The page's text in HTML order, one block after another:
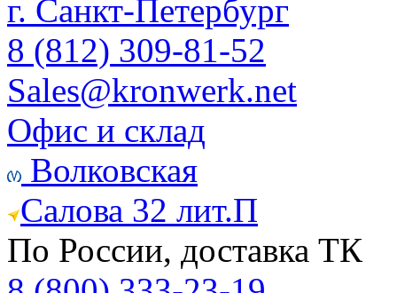
г. Санкт-Петербург
8 (812) 309-81-52
Sales@kronwerk.net
Офис и склад
Волковская
Салова 32 лит.П
По России, доставка ТК